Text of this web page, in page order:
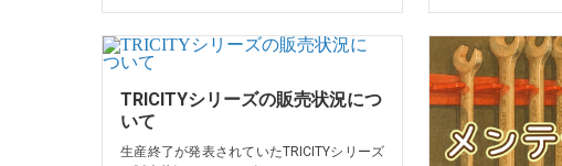
TRICITYシリーズの販売状況につ
いて
生産終了が発表されていたTRICITYシリーズ